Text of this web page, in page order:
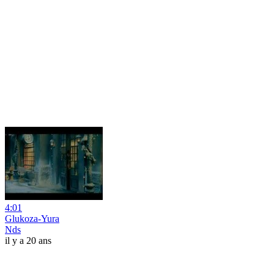
4:01
Glukoza-Yura
Nds
il y a 20 ans